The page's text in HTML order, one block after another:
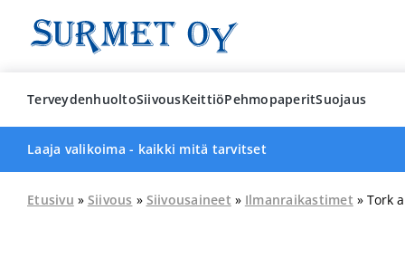
content
TerveydenhuoltoSiivousKeittiöPehmopaperitSuojaus
Laaja valikoima - kaikki mitä tarvitset
Etusivu » Siivous » Siivousaineet » Ilmanraikastimet » Tork